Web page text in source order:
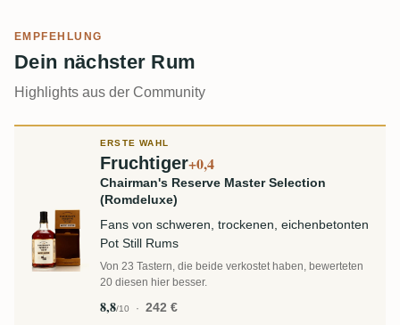
EMPFEHLUNG
Dein nächster Rum
Highlights aus der Community
ERSTE WAHL
Fruchtiger+0,4
Chairman's Reserve Master Selection
(Romdeluxe)
Fans von schweren, trockenen, eichenbetonten
Pot Still Rums
Von 23 Tastern, die beide verkostet haben, bewerteten
20 diesen hier besser.
8,8/10 242 €